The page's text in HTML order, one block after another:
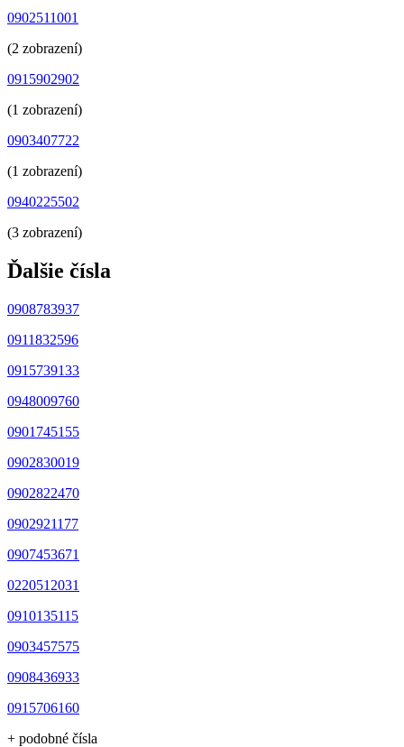
0902511001
(2 zobrazení)
0915902902
(1 zobrazení)
0903407722
(1 zobrazení)
0940225502
(3 zobrazení)
Ďalšie čísla
0908783937
0911832596
0915739133
0948009760
0901745155
0902830019
0902822470
0902921177
0907453671
0220512031
0910135115
0903457575
0908436933
0915706160
+ podobné čísla